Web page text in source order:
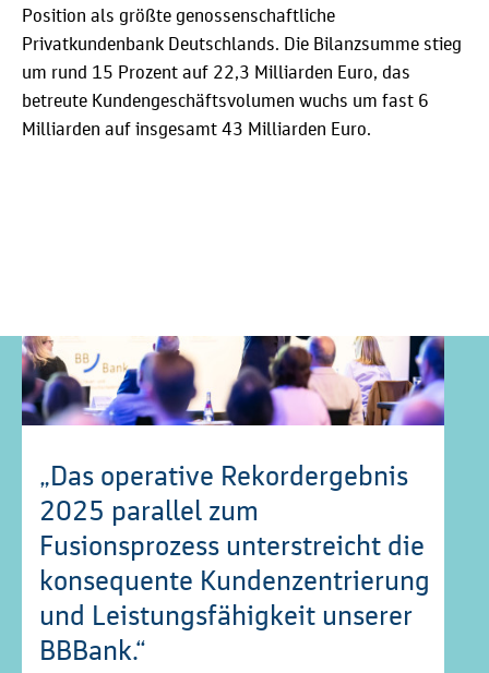
Position als größte genossenschaftliche
Privatkundenbank Deutschlands. Die Bilanzsumme stieg
um rund 15 Prozent auf 22,3 Milliarden Euro, das
betreute Kundengeschäftsvolumen wuchs um fast 6
Milliarden auf insgesamt 43 Milliarden Euro.
„Das operative Rekordergebnis
2025 parallel zum
Fusionsprozess unterstreicht die
konsequente Kundenzentrierung
und Leistungsfähigkeit unserer
BBBank.“